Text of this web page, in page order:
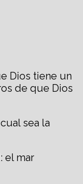
Dios tiene un
de que Dios
sea la
el mar